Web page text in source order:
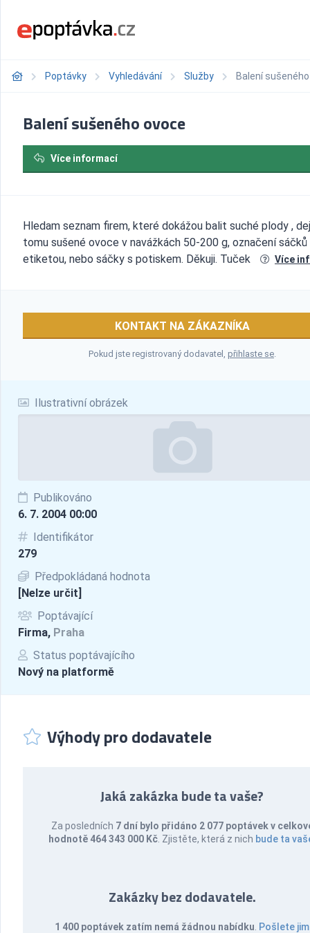
Poptávky Vyhledávání Služby Balení
Ilustrativní obrázek
Publikováno
6. 7. 2004 00:00
Identifikátor
279
Předpokládaná hodnota
[Nelze určit]
Poptávající
Firma, Praha
Status poptávajícího
Nový na platformě
Balení sušeného ovoce
Více informací
Hledam seznam firem, které dokážou balit suché plody ,
tomu sušené ovoce v navážkách 50-200 g, označení
etiketou, nebo sáčky s potiskem. Děkuji. Tuček
Více
KONTAKT NA ZÁKAZNÍKA
Pokud jste registrovaný dodavatel, přihlaste se.
Výhody pro dodavatele
Jaká zakázka bude ta vaše?
Za posledních 7 dní bylo přidáno 2 077 poptávek v
hodnotě 464 343 000 Kč . Zjistěte, která z nich bude ta
Zakázky bez dodavatele.
1 400 poptávek zatím nemá žádnou nabídku Pošlete jim